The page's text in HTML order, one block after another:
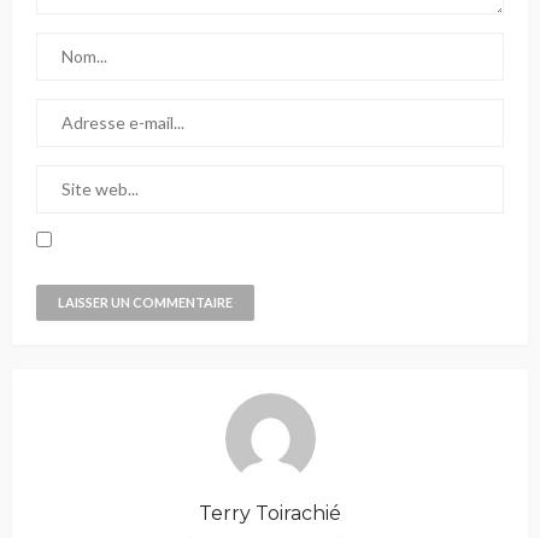
Terry Toirachié